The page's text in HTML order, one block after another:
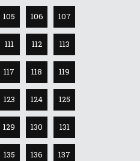
105 106 107
111 112 113
117 118 119
123 124 125
129 130 131
135 136 137